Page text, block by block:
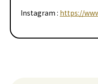
Instagram : https://